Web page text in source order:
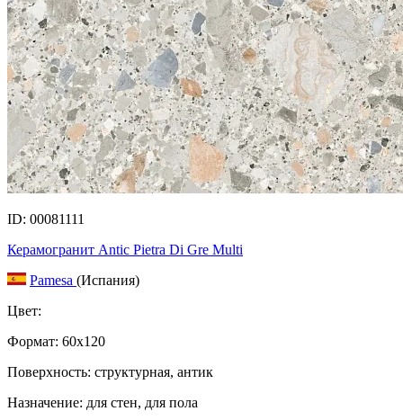
ID: 00081111
Керамогранит Antic Pietra Di Gre Multi
Pamesa (Испания)
Цвет:
Формат: 60x120
Поверхность: структурная, антик
Назначение: для стен, для пола